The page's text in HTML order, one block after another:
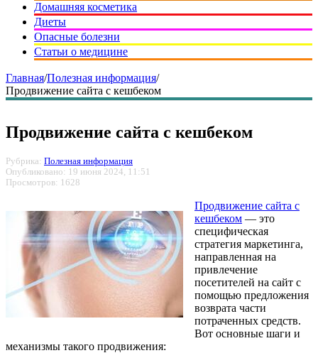
Домашняя косметика
Диеты
Опасные болезни
Статьи о медицине
Главная/Полезная информация/
Продвижение сайта с кешбеком
Продвижение сайта с кешбеком
Рубрика: Полезная информация
Опубликовано: 19 июня 2024, 11:51
Просмотров: 1628
Продвижение сайта с
кешбеком — это
специфическая
стратегия маркетинга,
направленная на
привлечение
посетителей на сайт с
помощью предложения
возврата части
потраченных средств.
Вот основные шаги и
механизмы такого продвижения: